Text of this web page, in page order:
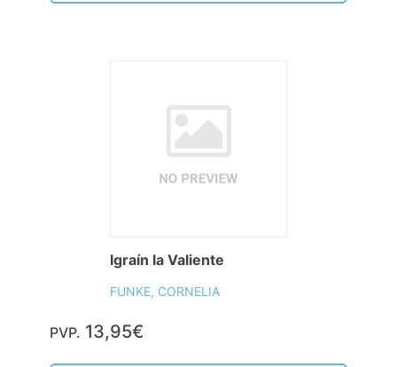
Igraín la Valiente
FUNKE, CORNELIA
PVP. 13,95€